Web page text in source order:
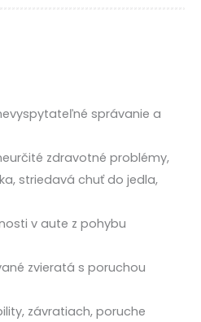
správanie a
zdravotné problémy,
striedavá chuť do jedla,
v aute z pohybu
zvieratá s poruchou
závratiach, poruche